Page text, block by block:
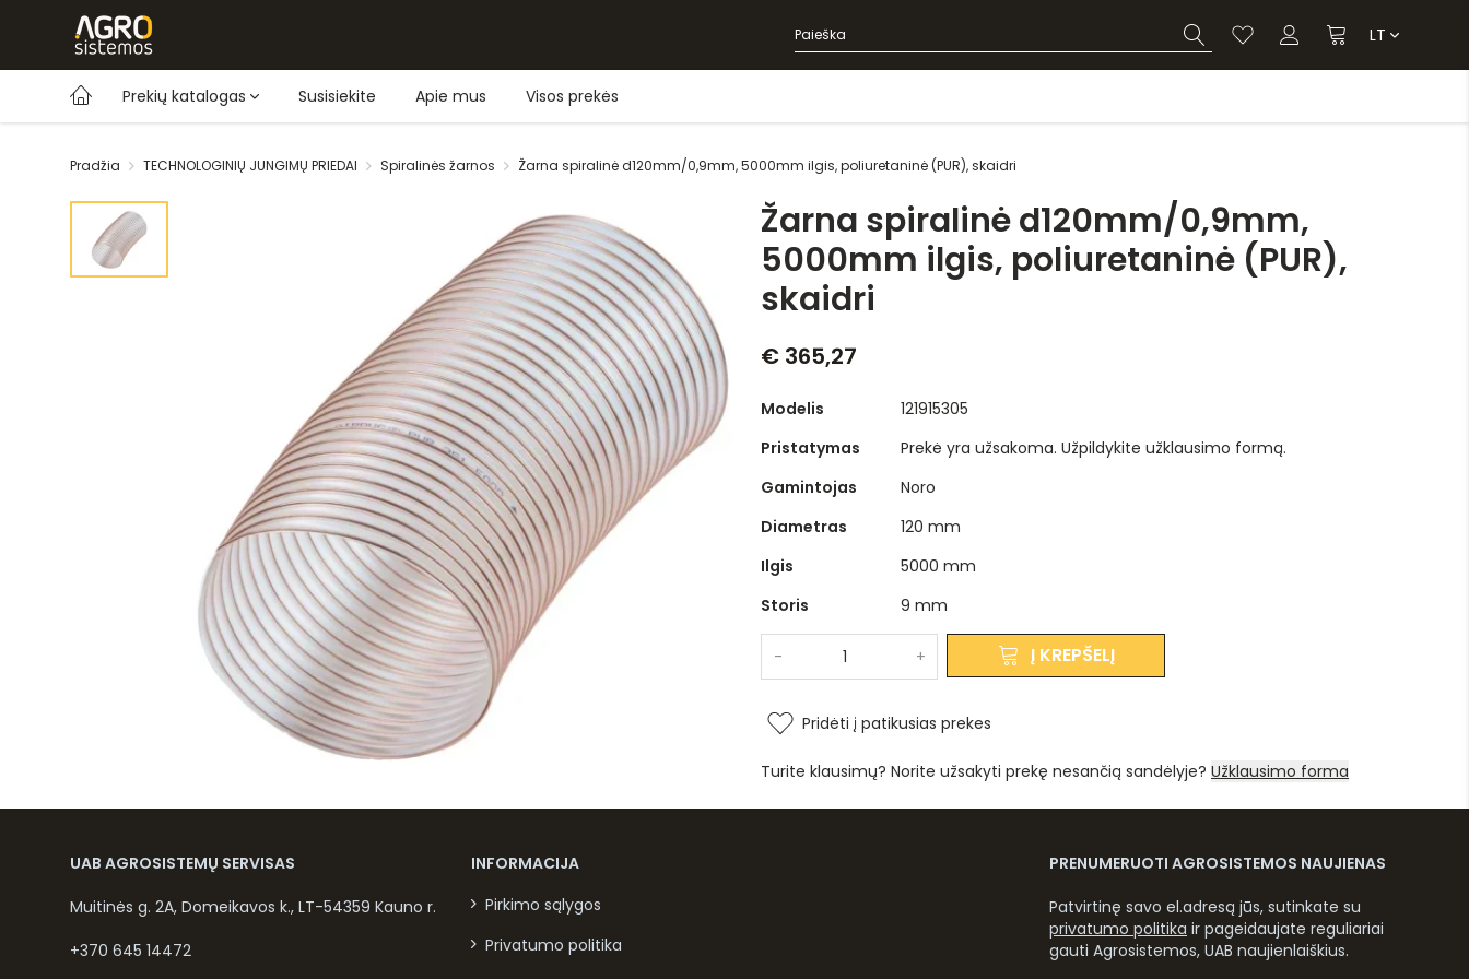
LT
Prekių katalogas Susisiekite Apie mus Visos prekės
Pradžia TECHNOLOGINIŲ JUNGIMŲ PRIEDAI Spiralinės žarnos Žarna spiralinė d120mm/0,9mm, 5000mm ilgis, poliuretaninė (PUR), skaidri
Žarna spiralinė d120mm/0,9mm,
5000mm ilgis, poliuretaninė (PUR),
skaidri
€ 365,27
Modelis
121915305
Pristatymas
Prekė yra užsakoma. Užpildykite užklausimo formą.
Gamintojas
Noro
Diametras
120 mm
Ilgis
5000 mm
Storis
9 mm
- + Į KREPŠELĮ
Pridėti į patikusias prekes
Turite klausimų? Norite užsakyti prekę nesančią sandėlyje? Užklausimo forma
UAB AGROSISTEMŲ SERVISAS
Muitinės g. 2A, Domeikavos k., LT-54359 Kauno r.
+370 645 14472
INFORMACIJA
Pirkimo sąlygos
Privatumo politika
PRENUMERUOTI AGROSISTEMOS NAUJIENAS
Patvirtinę savo el.adresą jūs, sutinkate su
privatumo politika ir pageidaujate reguliariai
gauti Agrosistemos, UAB naujienlaiškius.